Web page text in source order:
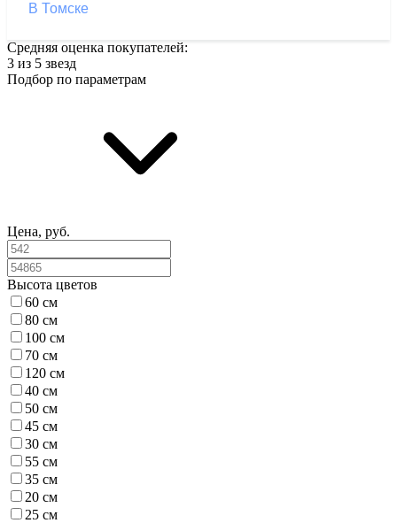
В Томске
Средняя оценка покупателей:
3 из 5 звезд
Подбор по параметрам
Цена, руб.
Высота цветов
60 см
80 см
100 см
70 см
120 см
40 см
50 см
45 см
30 см
55 см
35 см
20 см
25 см